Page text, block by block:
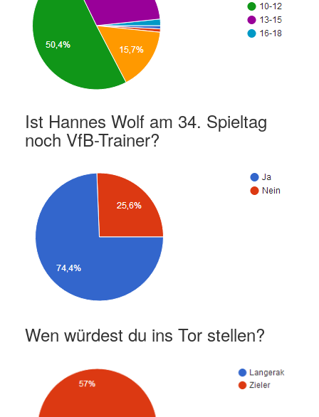
Ist Hannes Wolf am 34. Spieltag
noch VfB-Trainer?
Wen würdest du ins Tor stellen?